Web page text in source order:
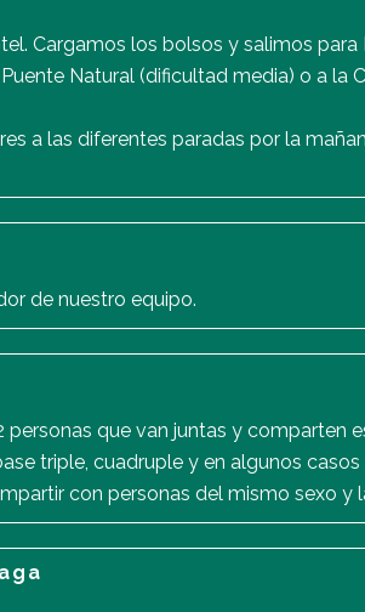
Cargamos los bolsos y salimos
Natural (dificultad media) o a
a las diferentes paradas por la
de nuestro equipo.
que van juntas y comparten
triple, cuadruple y en algunos
con personas del mismo sexo y